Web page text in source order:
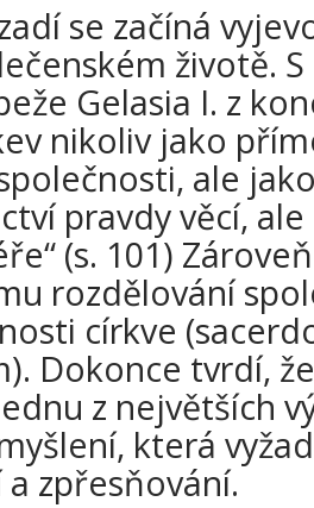
se začíná
životě.
Gelasia I. z
nikoliv jako
ale
pravdy věcí,
(s. 101)
rozdělování
církve
Dokonce tvrdí,
z největších
která
zpřesňování.